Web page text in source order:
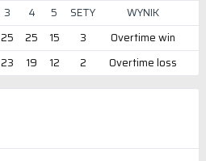
3 4 5 SETY
WYNIK
25 25 15 3
Overtime win
23 19 12 2 Overtime loss